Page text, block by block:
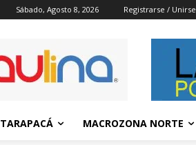
Sábado, Agosto 8, 2026 Registrarse / Unirse
TARAPACÁ MACROZONA NORTE